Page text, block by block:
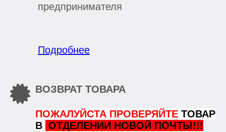
предпринимателя
Подробнее
ВОЗВРАТ ТОВАРА
ПОЖАЛУЙСТА ПРОВЕРЯЙТЕ ТОВАР
В ОТДЕЛЕНИИ НОВОЙ ПОЧТЫ!!!